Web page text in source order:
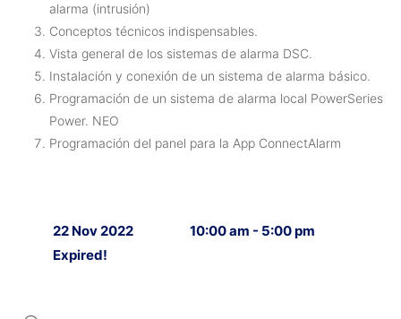
alarma (intrusión)
Conceptos técnicos indispensables.
Vista general de los sistemas de alarma DSC.
Instalación y conexión de un sistema de alarma básico.
Programación de un sistema de alarma local PowerSeries
Power. NEO
Programación del panel para la App ConnectAlarm
22 Nov 2022
Expired!
10:00 am - 5:00 pm